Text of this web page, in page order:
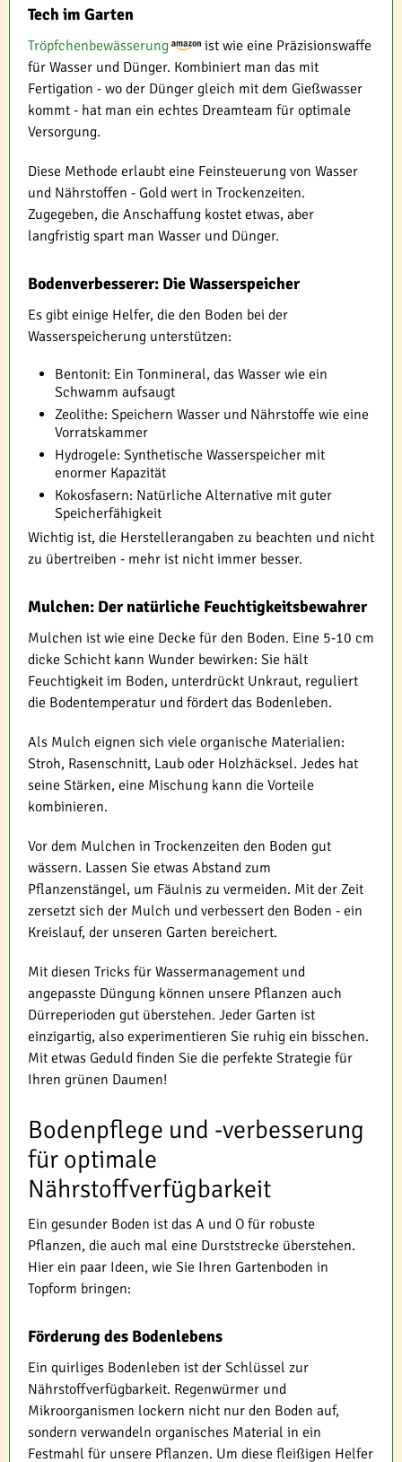
Tech im Garten
Tröpfchenbewässerung
ist wie eine Präzisionswaffe
für Wasser und Dünger. Kombiniert man das mit
Fertigation - wo der Dünger gleich mit dem Gießwasser
kommt - hat man ein echtes Dreamteam für optimale
Versorgung.
Diese Methode erlaubt eine Feinsteuerung von Wasser
und Nährstoffen - Gold wert in Trockenzeiten.
Zugegeben, die Anschaffung kostet etwas, aber
langfristig spart man Wasser und Dünger.
Bodenverbesserer: Die Wasserspeicher
Es gibt einige Helfer, die den Boden bei der
Wasserspeicherung unterstützen:
Bentonit: Ein Tonmineral, das Wasser wie ein
Schwamm aufsaugt
Zeolithe: Speichern Wasser und Nährstoffe wie eine
Vorratskammer
Hydrogele: Synthetische Wasserspeicher mit
enormer Kapazität
Kokosfasern: Natürliche Alternative mit guter
Speicherfähigkeit
Wichtig ist, die Herstellerangaben zu beachten und nicht
zu übertreiben - mehr ist nicht immer besser.
Mulchen: Der natürliche Feuchtigkeitsbewahrer
Mulchen ist wie eine Decke für den Boden. Eine 5-10 cm
dicke Schicht kann Wunder bewirken: Sie hält
Feuchtigkeit im Boden, unterdrückt Unkraut, reguliert
die Bodentemperatur und fördert das Bodenleben.
Als Mulch eignen sich viele organische Materialien:
Stroh, Rasenschnitt, Laub oder Holzhäcksel. Jedes hat
seine Stärken, eine Mischung kann die Vorteile
kombinieren.
Vor dem Mulchen in Trockenzeiten den Boden gut
wässern. Lassen Sie etwas Abstand zum
Pflanzenstängel, um Fäulnis zu vermeiden. Mit der Zeit
zersetzt sich der Mulch und verbessert den Boden - ein
Kreislauf, der unseren Garten bereichert.
Mit diesen Tricks für Wassermanagement und
angepasste Düngung können unsere Pflanzen auch
Dürreperioden gut überstehen. Jeder Garten ist
einzigartig, also experimentieren Sie ruhig ein bisschen.
Mit etwas Geduld finden Sie die perfekte Strategie für
Ihren grünen Daumen!
Bodenpflege und -verbesserung
für optimale
Nährstoffverfügbarkeit
Ein gesunder Boden ist das A und O für robuste
Pflanzen, die auch mal eine Durststrecke überstehen.
Hier ein paar Ideen, wie Sie Ihren Gartenboden in
Topform bringen:
Förderung des Bodenlebens
Ein quirliges Bodenleben ist der Schlüssel zur
Nährstoffverfügbarkeit. Regenwürmer und
Mikroorganismen lockern nicht nur den Boden auf,
sondern verwandeln organisches Material in ein
Festmahl für unsere Pflanzen. Um diese fleißigen Helfer